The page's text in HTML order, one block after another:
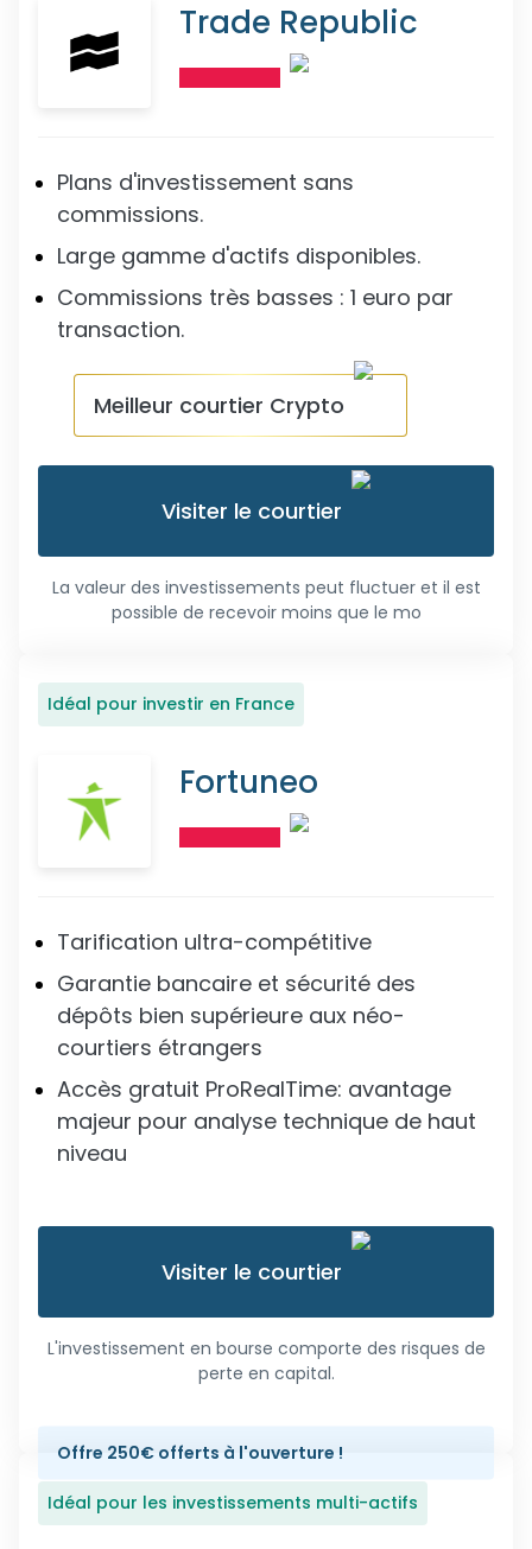
Trade Republic
Plans d'investissement sans
commissions.
Large gamme d'actifs disponibles.
Commissions très basses : 1 euro par
transaction.
Meilleur courtier Crypto
Visiter le courtier
La valeur des investissements peut fluctuer et il est
possible de recevoir moins que le mo
Idéal pour investir en France
Fortuneo
Tarification ultra-compétitive
Garantie bancaire et sécurité des
dépôts bien supérieure aux néo-
courtiers étrangers
Accès gratuit ProRealTime: avantage
majeur pour analyse technique de haut
niveau
Visiter le courtier
L'investissement en bourse comporte des risques de
perte en capital.
Offre 250€ offerts à l'ouverture !
Idéal pour les investissements multi-actifs